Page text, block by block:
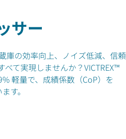
サー
庫の効率向上、ノイズ低減、信頼
て実現しませんか？VICTREX™
軽量で、成績係数（CoP）を
す。